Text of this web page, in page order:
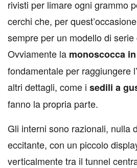
rivisti per limare ogni grammo
cerchi che, per
sempre per un modello di
Ovviamente la monoscocca
fondamentale per raggiungere
altri dettagli, come i sedili a
fanno la propria parte.
Gli interni sono razionali, nulla
eccitante, con un piccolo
verticalmente tra il tunnel